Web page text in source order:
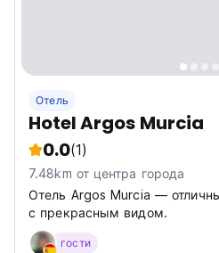
Отель
Hotel Argos Murcia
0.0(1)
7.48km от центра города
Отель Argos Murcia —
с прекрасным видом.
гости